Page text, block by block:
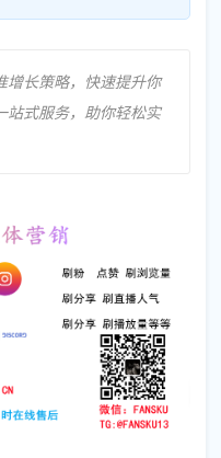
增长策略，快速提升你
站式服务，助你轻松实